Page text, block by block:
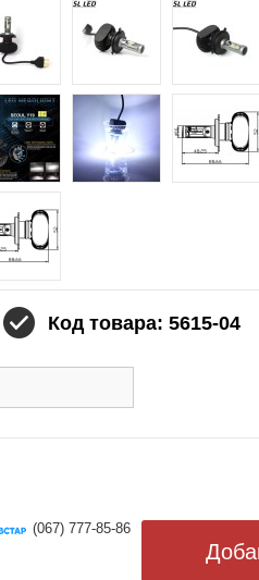
Код товара: 5615-04
(067) 777-85-86